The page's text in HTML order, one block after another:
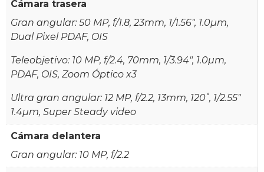
Cámara trasera
Gran angular: 50 MP, f/1.8, 23mm, 1/1.56", 1.0µm,
Dual Pixel PDAF, OIS
Teleobjetivo: 10 MP, f/2.4, 70mm, 1/3.94", 1.0µm,
PDAF, OIS, Zoom Óptico x3
Ultra gran angular: 12 MP, f/2.2, 13mm, 120˚, 1/2.55"
1.4µm, Super Steady video
Cámara delantera
Gran angular: 10 MP, f/2.2